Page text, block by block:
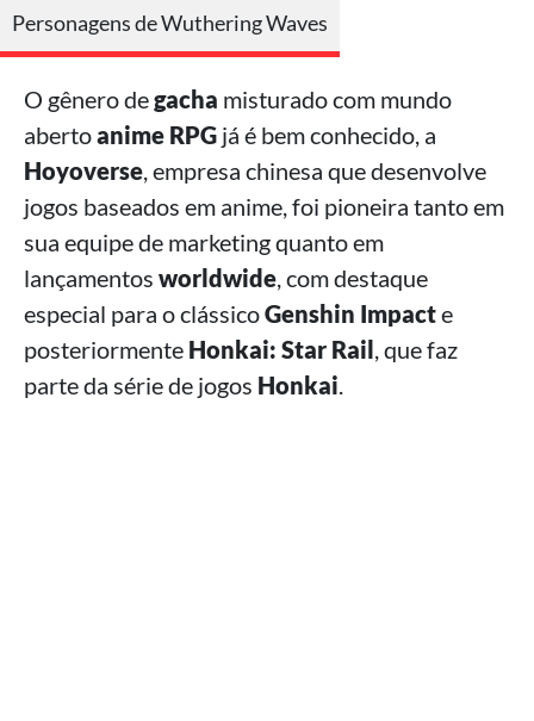
Personagens de Wuthering Waves
O gênero degacha misturado com mundo
abertoanime RPG já é bem conhecido, a
Hoyoverse , empresa chinesa que desenvolve
jogos baseados em anime, foi pioneira tanto em
sua equipe de marketing quanto em
lançamentos worldwide , com destaque
especial para o clássicoGenshin Impacte
posteriormente Honkai: Star Rail , que faz
parte da série de jogos Honkai